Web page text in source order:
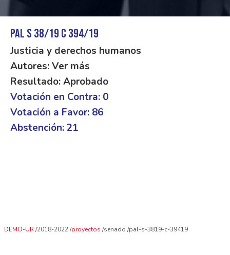
PAL S 38/19 C 394/19
Justicia y derechos humanos
Autores: Ver más
Resultado: Aprobado
Votación en Contra: 0
Votación a Favor: 86
Abstención: 21
DEMO-UR 2018-2022 proyectos senado pal-s-3819-c-39419